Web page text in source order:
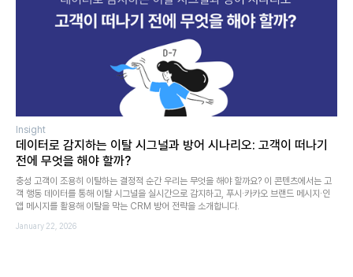
Insight
데이터로 감지하는 이탈 시그널과 방어 시나리오: 고객이 떠나기
전에 무엇을 해야 할까?
충성 고객이 조용히 이탈하는 결정적 순간 우리는 무엇을 해야 할까요? 이 콘텐츠에서는 고
객 행동 데이터를 통해 이탈 시그널을 실시간으로 감지하고, 푸시·카카오 브랜드 메시지·인
앱 메시지를 활용해 이탈을 막는 CRM 방어 전략을 소개합니다.
January 22, 2026